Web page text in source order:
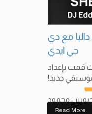
مع دي
جي ايدي
قمت بإعداد
جديد!
Read More